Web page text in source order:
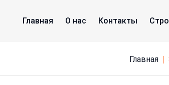
Главная О нас Контакты
Главная